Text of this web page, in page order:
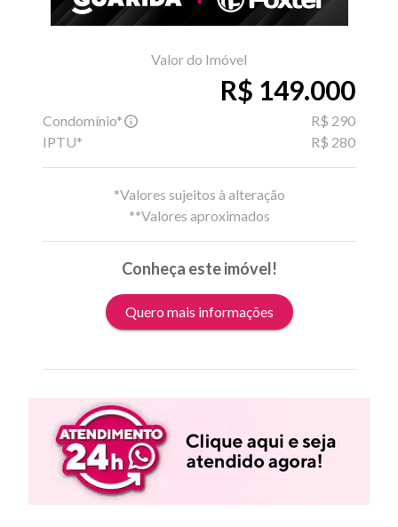
Valor do Imóvel
R$ 149.000
Condomínio*
R$ 290
IPTU*
R$ 280
*Valores sujeitos à alteração
**Valores aproximados
Conheça este imóvel!
Quero mais informações